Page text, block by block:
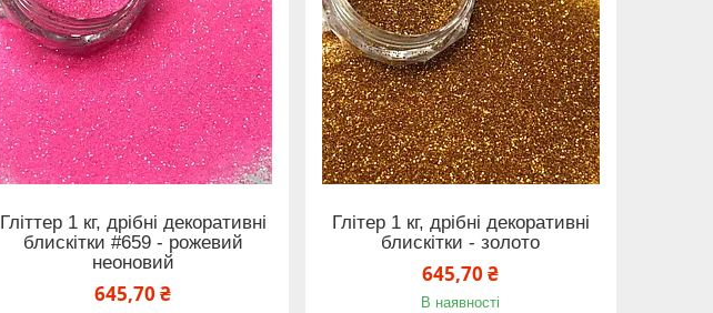
Гліттер 1 кг, дрібні декоративні
блискітки #659 - рожевий
неоновий
645,70 ₴
Глітер 1 кг, дрібні декоративні
блискітки - золото
645,70 ₴
В наявності